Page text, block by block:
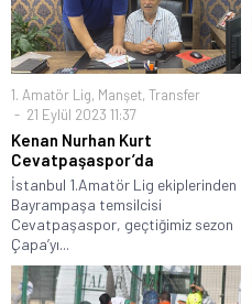
1. Amatör Lig, Manşet, Transfer
21 Eylül 2023 11:37
Kenan Nurhan Kurt
Cevatpaşaspor’da
İstanbul 1.Amatör Lig ekiplerinden
Bayrampaşa temsilcisi
Cevatpaşaspor, geçtiğimiz sezon
Çapa’yı...